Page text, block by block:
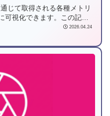
じて取得される各種メトリ
可視化できます。この記事
できること、コスト、手順に
2026.04.24